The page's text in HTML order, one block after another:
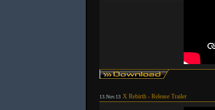
13.Nov.13 X Rebirth - Release Trailer